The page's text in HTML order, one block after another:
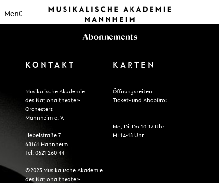
Menü
KONTAKT
Musikalische Akademie
des Nationaltheater-
Orchesters
Mannheim e. V.
Hebelstraße 7
68161 Mannheim
Tel. 0621 260 44
©2023 Musikalische Akademie
des Nationaltheater-
KARTEN
Öffnungszeiten
Ticket- und Abobüro:
Mo, Di, Do 10-14 Uhr
Mi 14-18 Uhr